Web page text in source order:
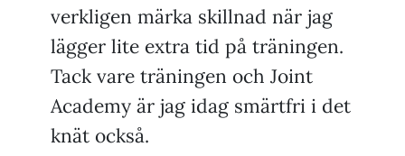
verkligen märka skillnad när jag
lägger lite extra tid på träningen.
Tack vare träningen och Joint
Academy är jag idag smärtfri i det
knät också.